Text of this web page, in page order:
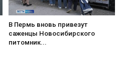
В Пермь вновь привезут
саженцы Новосибирского
питомник...